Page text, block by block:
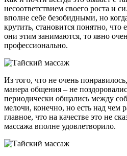
несоответствием своего роста и
вполне себе безобидными, но
крутить, становится понятно,
они этим занимаются, то явно
профессионально.
Из того, что не очень
манера общения – не
периодически общались между
мелочи, конечно, но есть над чем
главное, что на качестве это не
массажа вполне удовлетворило.